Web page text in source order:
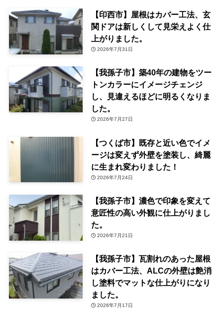
【印西市】屋根はカバー工法、玄
関ドアは新しくして見栄えよく仕
上がりました。
2026年7月31日
【我孫子市】築40年の建物をツー
トンカラーにイメージチェンジ
し、見違えるほどに明るくなりま
した。
2026年7月27日
【つくば市】既存と近い色でイメ
ージは変えず外壁を塗装し、綺麗
に生まれ変わりました！
2026年7月24日
【我孫子市】濃色で印象を変えて
意匠性の高い外観に仕上がりまし
た。
2026年7月21日
【我孫子市】瓦割れのあった屋根
はカバー工法、ALCの外壁は艶消
し塗料でマットな仕上がりになり
ました。
2026年7月17日